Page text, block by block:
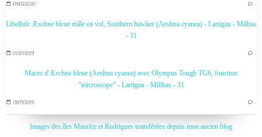
09/05/2020
Libellule Æschne bleue mâle en vol, Southern hawker (Aeshna cyanea) - Lartigau - Milhas
- 31
01/10/2019
Macro d'Æschne bleue (Aeshna cyanea) avec Olympus Tough TG6, fonction
"microscope" - Lartigau - Millhas - 31
18/09/2019
Images des îles Maurice et Rodrigues transférées depuis mon ancien blog